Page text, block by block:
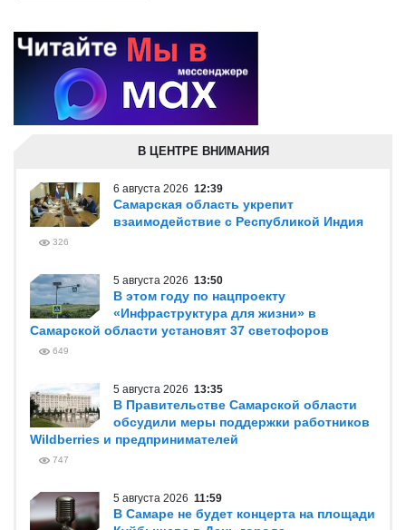
В ЦЕНТРЕ ВНИМАНИЯ
6 августа 2026 12:39
Самарская область укрепит
взаимодействие с Республикой Индия
326
5 августа 2026 13:50
В этом году по нацпроекту
«Инфраструктура для жизни» в
Самарской области установят 37 светофоров
649
5 августа 2026 13:35
В Правительстве Самарской области
обсудили меры поддержки работников
Wildberries и предпринимателей
747
5 августа 2026 11:59
В Самаре не будет концерта на площади